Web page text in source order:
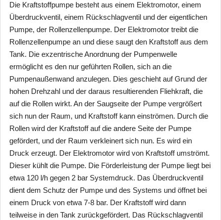
Die Kraftstoffpumpe besteht aus einem Elektromotor, einem
Überdruckventil, einem Rückschlagventil und der eigentlichen
Pumpe, der Rollenzellenpumpe. Der Elektromotor treibt die
Rollenzellenpumpe an und diese saugt den Kraftstoff aus dem
Tank. Die exzentrische Anordnung der Pumpenwelle
ermöglicht es den nur geführten Rollen, sich an die
Pumpenaußenwand anzulegen. Dies geschieht auf Grund der
hohen Drehzahl und der daraus resultierenden Fliehkraft, die
auf die Rollen wirkt. An der Saugseite der Pumpe vergrößert
sich nun der Raum, und Kraftstoff kann einströmen. Durch die
Rollen wird der Kraftstoff auf die andere Seite der Pumpe
gefördert, und der Raum verkleinert sich nun. Es wird ein
Druck erzeugt. Der Elektromotor wird von Kraftstoff umströmt.
Dieser kühlt die Pumpe. Die Förderleistung der Pumpe liegt bei
etwa 120 l/h gegen 2 bar Systemdruck. Das Überdruckventil
dient dem Schutz der Pumpe und des Systems und öffnet bei
einem Druck von etwa 7-8 bar. Der Kraftstoff wird dann
teilweise in den Tank zurückgefördert. Das Rückschlagventil